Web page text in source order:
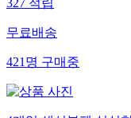
327적립
무료배송
421명구매중